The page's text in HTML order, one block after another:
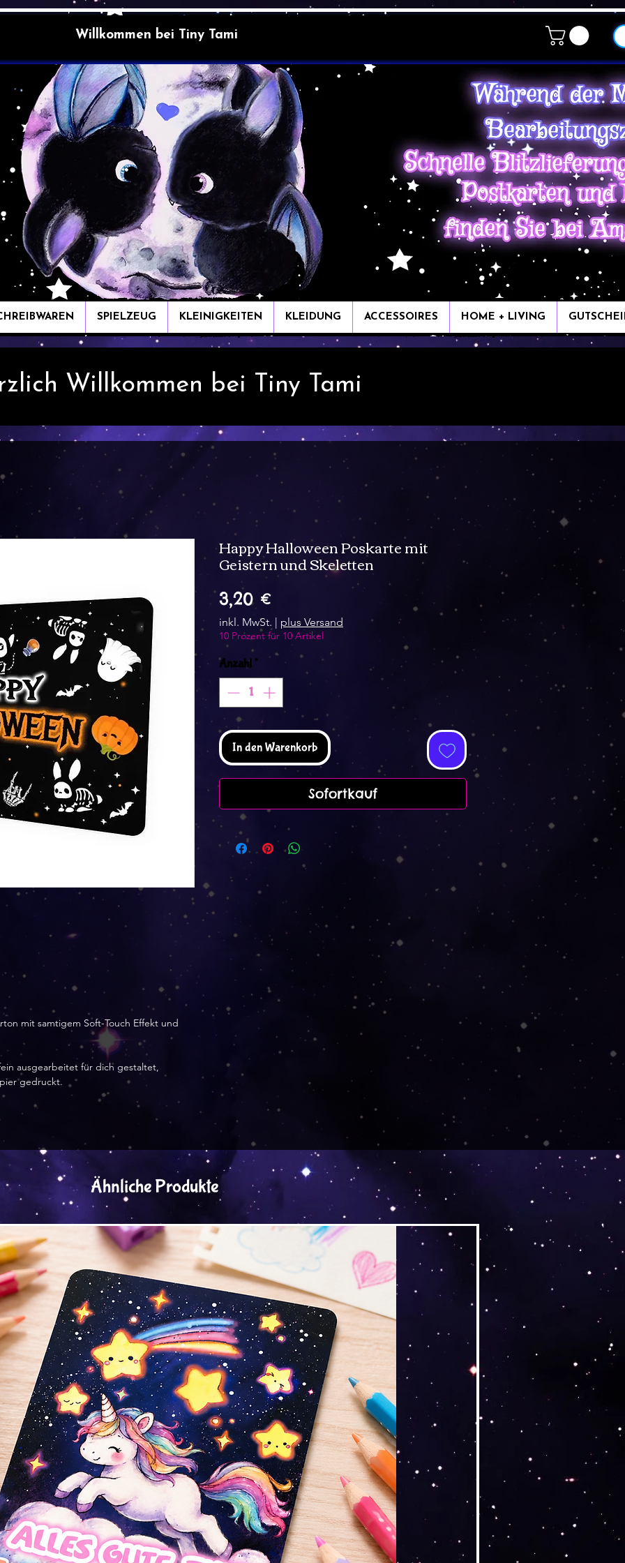
Willkommen bei Tiny Tami
SPIELZEUG KLEINIGKEITEN KLEIDUNG ACCESSOIRES HOME + LIVING
Willkommen bei Tiny Tami
mit samtigem Soft-Touch Effekt und
ausgearbeitet für dich gestaltet,
gedruckt.
Happy Halloween Poskarte mit
Geistern und Skeletten
3,20 €Preis
inkl. MwSt. | plus Versand
10 Prozent für 10 Artikel
Anzahl*
In den Warenkorb
Sofortkauf
Ähnliche Produkte
Versand by Tiny Tami